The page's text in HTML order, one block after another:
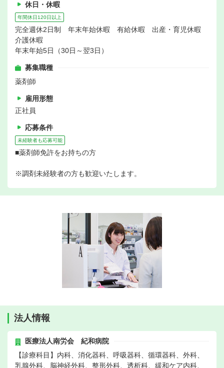
休日・休暇
年間休日120日以上
完全週休2日制 年末年始休暇 有給休暇 出産・育児休暇
介護休暇
年末年始5日（30日～翌3日）
募集職種
薬剤師
雇用形態
正社員
応募条件
未経験者も応募可能
■薬剤師免許をお持ちの方
※調剤未経験者の方も歓迎いたします。
法人情報
医療法人南労会 紀和病院
【診療科目】内科、消化器科、呼吸器科、循環器科、外科、
乳腺外科、脳神経外科、整形外科、透析科、緩和ケア内科、